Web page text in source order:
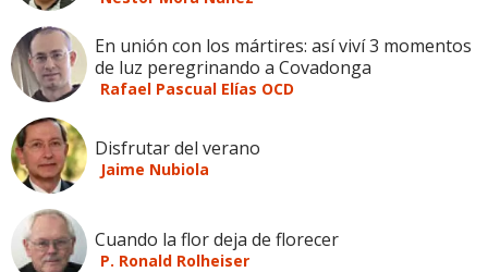
En unión con los mártires: así viví 3 momentos
de luz peregrinando a Covadonga
Rafael Pascual Elías OCD
Disfrutar del verano
Jaime Nubiola
Cuando la flor deja de florecer
P. Ronald Rolheiser